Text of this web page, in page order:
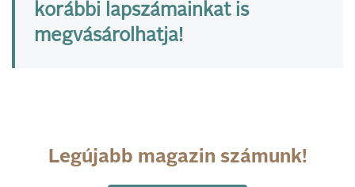
korábbi lapszámainkat is
megvásárolhatja!
Legújabb magazin számunk!